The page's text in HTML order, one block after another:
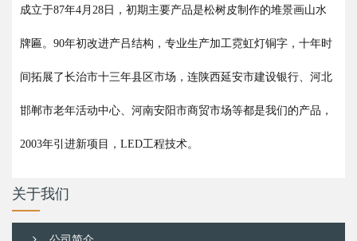
成立于87年4月28日，初期主要产品是松树皮制作的堆景画山水
牌匾。90年初改进产吕结构，专业生产加工霓虹灯铜字，十年时
间拓展了长治市十三年县区市场，连陕西延安市建设银行、河北
邯郸市老年活动中心、河南安阳市商贸市场等都是我们的产品，
2003年引进新项目，LED工程技术。
关于我们